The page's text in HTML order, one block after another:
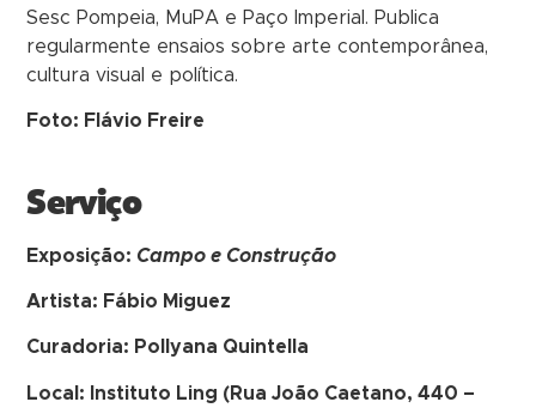
Sesc Pompeia, MuPA e Paço Imperial. Publica
regularmente ensaios sobre arte contemporânea,
cultura visual e política.
Foto: Flávio Freire
Serviço
Exposição: Campo e Construção
Artista: Fábio Miguez
Curadoria: Pollyana Quintella
Local: Instituto Ling (Rua João Caetano, 440 –